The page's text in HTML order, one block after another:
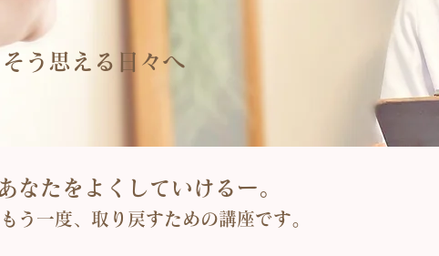
そう思える日々へ
なたをよくしていけるー。
う一度、取り戻すための講座です。